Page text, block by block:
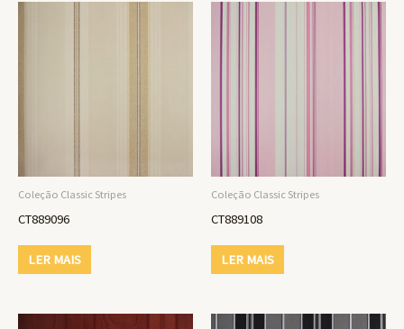
Coleção Classic Stripes
CT889096
LER MAIS
Coleção Classic Stripes
CT889108
LER MAIS